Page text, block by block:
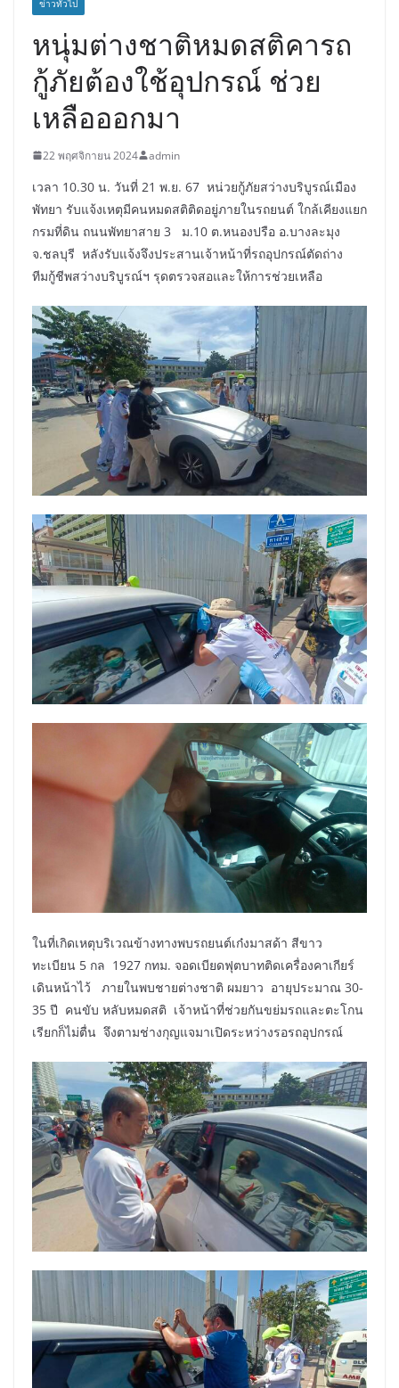
ข่าวทั่วไป
หนุ่มต่างชาติหมดสติคารถ
กู้ภัยต้องใช้อุปกรณ์ ช่วย
เหลือออกมา
22 พฤศจิกายน 2024 admin
เวลา 10.30 น. วันที่ 21 พ.ย. 67 หน่วยกู้ภัยสว่างบริบูรณ์เมือง
พัทยา รับแจ้งเหตุมีคนหมดสติติดอยู่ภายในรถยนต์ ใกล้เคียงแยก
กรมที่ดิน ถนนพัทยาสาย 3 ม.10 ต.หนองปรือ อ.บางละมุง
จ.ชลบุรี หลังรับแจ้งจึงประสานเจ้าหน้าที่รถอุปกรณ์ตัดถ่าง
ทีมกู้ชีพสว่างบริบูรณ์ฯ รุดตรวจสอและให้การช่วยเหลือ
ในที่เกิดเหตุบริเวณข้างทางพบรถยนต์เก๋งมาสด้า สีขาว
ทะเบียน 5 กล 1927 กทม. จอดเบียดฟุตบาทติดเครื่องคาเกียร์
เดินหน้าไว้ ภายในพบชายต่างชาติ ผมยาว อายุประมาณ 30-
35 ปี คนขับ หลับหมดสติ เจ้าหน้าที่ช่วยกันขย่มรถและตะโกน
เรียกก็ไม่ตื่น จึงตามช่างกุญแจมาเปิดระหว่างรอรถอุปกรณ์